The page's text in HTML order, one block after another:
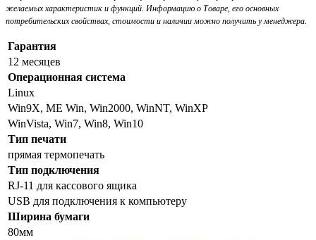
желаемых характеристик и функций. Информацию о Товаре, его основных
потребительских свойствах, стоимости и наличии можно получить у менеджера.
Гарантия
12 месяцев
Операционная система
Linux
Win9X, ME Win, Win2000, WinNT, WinXP
WinVista, Win7, Win8, Win10
Тип печати
прямая термопечать
Тип подключения
RJ-11 для кассового ящика
USB для подключения к компьютеру
Ширина бумаги
80мм